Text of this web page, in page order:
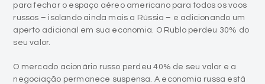
para fechar o espaço aéreo americano para todos os voos
russos – isolando ainda mais a Rússia – e adicionando um
aperto adicional em sua economia. O Rublo perdeu 30% do
seu valor.
O mercado acionário russo perdeu 40% de seu valor e a
negociação permanece suspensa. A economia russa está